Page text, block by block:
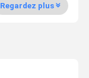
Regardez plus